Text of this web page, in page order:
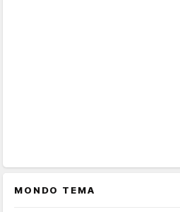
MONDO TEMA